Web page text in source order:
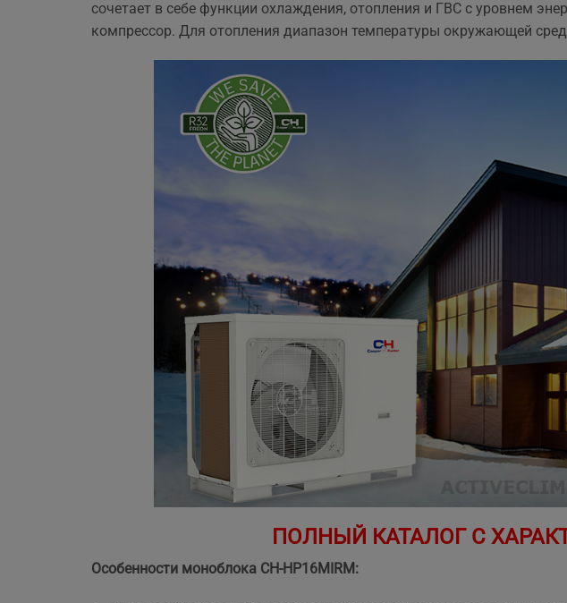
ще та рекомендувати!
сочетает в себе функции охлаждения, отопления и ГВС с уровнем
компрессор. Для отопления диапазон температуры окружающей
ПОЛНЫЙ КАТАЛОГ С
Особенности моноблока CH-HP16MIRM: